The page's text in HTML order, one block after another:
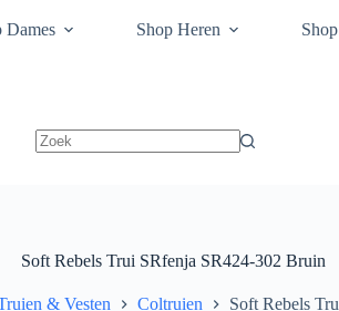
Dames Shop Heren
Soft Rebels Trui SRfenja SR424-302 Bruin
& Vesten Coltruien Soft Rebels